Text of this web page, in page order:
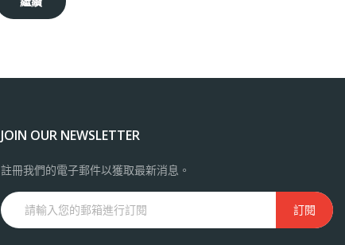
JOIN OUR NEWSLETTER
註冊我們的電子郵件以獲取最新消息。
訂閱